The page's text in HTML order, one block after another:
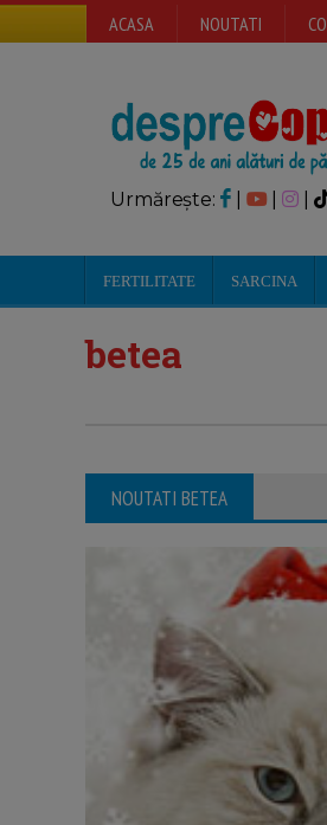
ACASA NOUTATI
Urmărește: |
FERTILITATE SARCINA
betea
NOUTATI BETEA